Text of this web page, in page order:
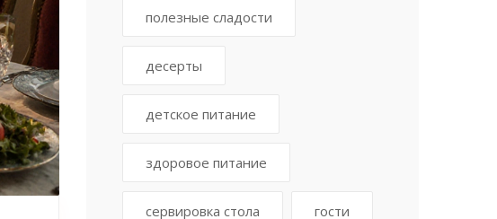
полезные сладости
десерты
детское питание
здоровое питание
сервировка стола гости